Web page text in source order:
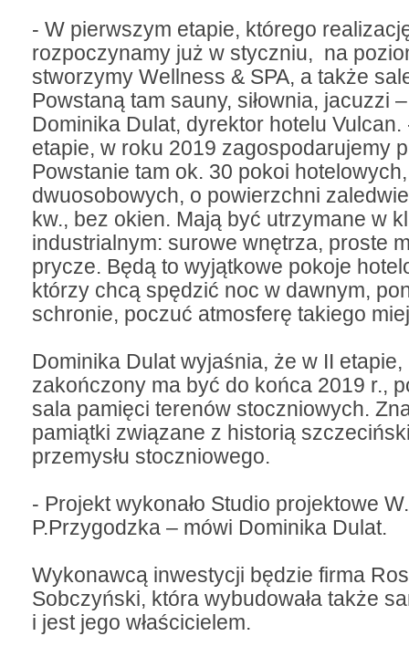
- W pierwszym etapie, którego
rozpoczynamy już w styczniu, na
stworzymy Wellness & SPA, a także
Powstaną tam sauny, siłownia, jacuzzi
Dominika Dulat, dyrektor hotelu
etapie, w roku 2019 zagospodarujemy
Powstanie tam ok. 30 pokoi
dwuosobowych, o powierzchni
kw., bez okien. Mają być utrzymane w
industrialnym: surowe wnętrza, proste
prycze. Będą to wyjątkowe pokoje
którzy chcą spędzić noc w dawnym,
schronie, poczuć atmosferę takiego
Dominika Dulat wyjaśnia, że w II etapie,
zakończony ma być do końca 2019 r.,
sala pamięci terenów stoczniowych.
pamiątki związane z historią
przemysłu stoczniowego.
- Projekt wykonało Studio projektowe
P.Przygodzka – mówi Dominika Dulat.
Wykonawcą inwestycji będzie firma
Sobczyński, która wybudowała także
i jest jego właścicielem.